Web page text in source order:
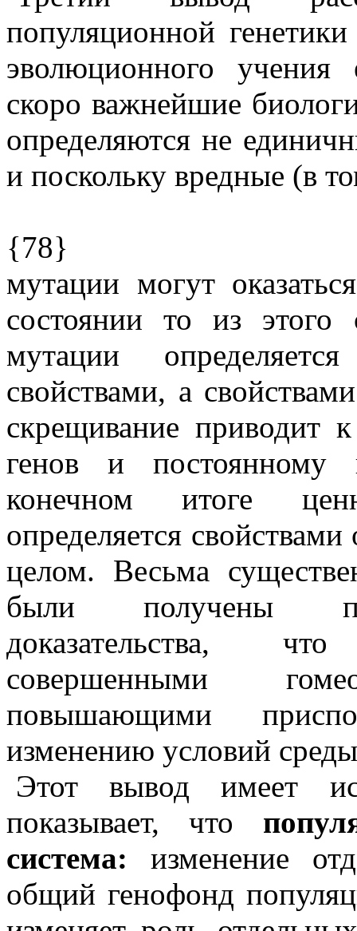
популяционной
эволюционного
скоро важнейшие
определяются не
и поскольку вредные (в
{78}
мутации могут
состоянии то из этого
мутации
свойствами, а
скрещивание приводит
генов и постоянному
конечном итоге
определяется
целом. Весьма
были получены
доказательства,
совершенными
повышающими
изменению условий
Этот вывод имеет
показывает, что
система: изменение
общий генофонд